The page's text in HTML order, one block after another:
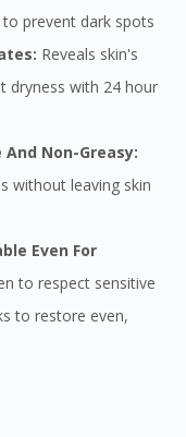
prevent dark spots
Reveals skin's
dryness with 24 hour
Non-Greasy:
without leaving skin
Even For
to respect sensitive
to restore even,